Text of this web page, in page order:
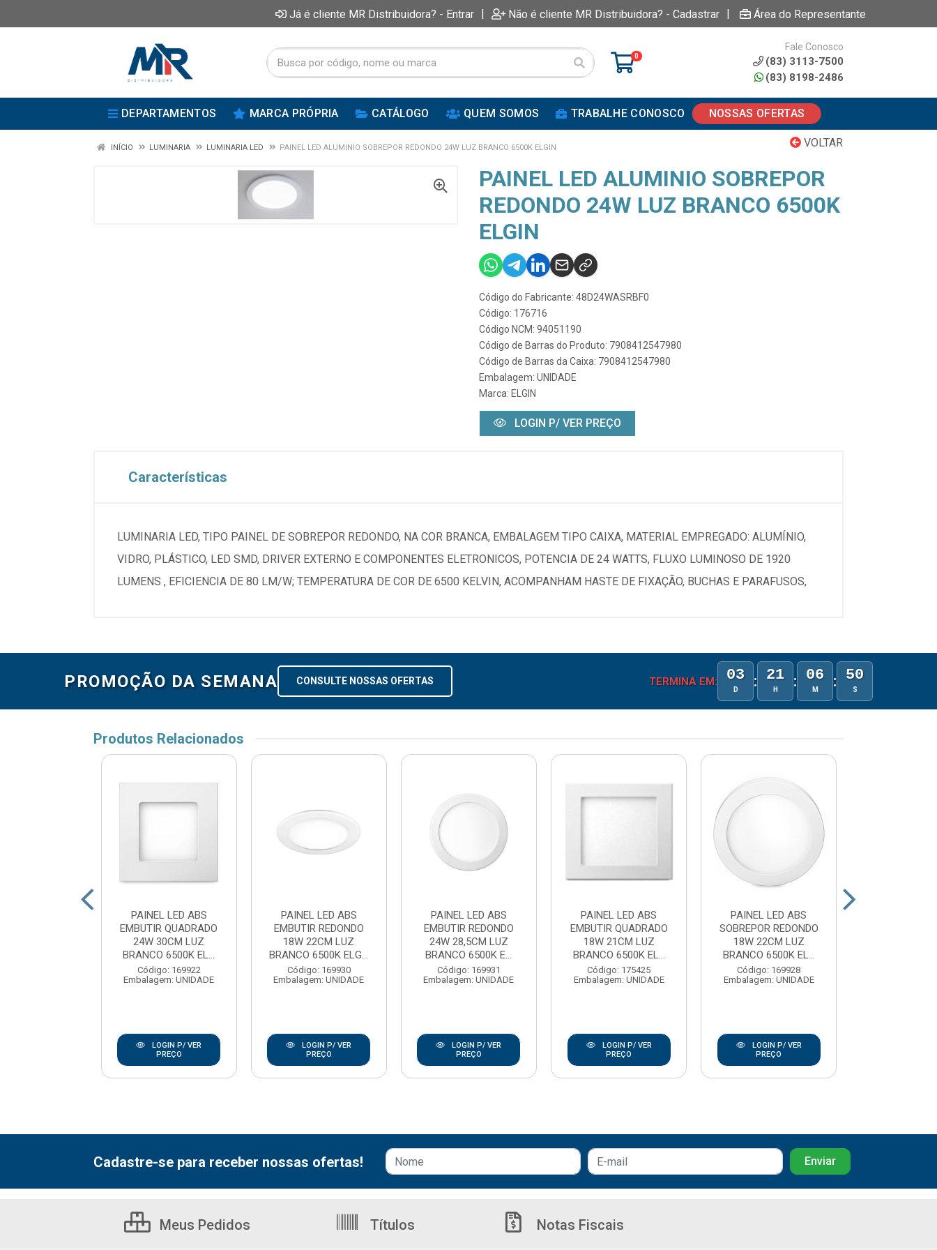
Já é cliente MR Distribuidora? - Entrar | Não é cliente MR Distribuidora? - Cadastrar | Área do Representante
0
Fale Conosco
(83) 3113-7500
(83) 8198-2486
DEPARTAMENTOS MARCA PRÓPRIA CATÁLOGO QUEM SOMOS TRABALHE CONOSCO NOSSAS OFERTAS
VOLTAR
INÍCIO LUMINARIA LUMINARIA LED PAINEL LED ALUMINIO SOBREPOR REDONDO 24W LUZ BRANCO 6500K ELGIN
PAINEL LED ALUMINIO SOBREPOR
REDONDO 24W LUZ BRANCO 6500K
ELGIN
Código do Fabricante: 48D24WASRBF0
Código: 176716
Código NCM: 94051190
Código de Barras do Produto: 7908412547980
Código de Barras da Caixa: 7908412547980
Embalagem: UNIDADE
Marca: ELGIN
LOGIN P/ VER PREÇO
Características
LUMINARIA LED, TIPO PAINEL DE SOBREPOR REDONDO, NA COR BRANCA, EMBALAGEM TIPO CAIXA, MATERIAL EMPREGADO: ALUMÍNIO,
VIDRO, PLÁSTICO, LED SMD, DRIVER EXTERNO E COMPONENTES ELETRONICOS, POTENCIA DE 24 WATTS, FLUXO LUMINOSO DE 1920
LUMENS , EFICIENCIA DE 80 LM/W; TEMPERATURA DE COR DE 6500 KELVIN, ACOMPANHAM HASTE DE FIXAÇÃO, BUCHAS E PARAFUSOS,
PROMOÇÃO DA SEMANA CONSULTE NOSSAS OFERTAS TERMINA EM: 03
D : 21
H : 06
M : 50
S
Produtos Relacionados
PAINEL LED ABS
EMBUTIR QUADRADO
24W 30CM LUZ
BRANCO 6500K EL...
Código: 169922
Embalagem: UNIDADE
LOGIN P/ VER
PREÇO
PAINEL LED ABS
EMBUTIR REDONDO
18W 22CM LUZ
BRANCO 6500K ELG...
Código: 169930
Embalagem: UNIDADE
LOGIN P/ VER
PREÇO
PAINEL LED ABS
EMBUTIR REDONDO
24W 28,5CM LUZ
BRANCO 6500K E...
Código: 169931
Embalagem: UNIDADE
LOGIN P/ VER
PREÇO
PAINEL LED ABS
EMBUTIR QUADRADO
18W 21CM LUZ
BRANCO 6500K EL...
Código: 175425
Embalagem: UNIDADE
LOGIN P/ VER
PREÇO
PAINEL LED ABS
SOBREPOR REDONDO
18W 22CM LUZ
BRANCO 6500K EL...
Código: 169928
Embalagem: UNIDADE
LOGIN P/ VER
PREÇO
Cadastre-se para receber nossas ofertas!
Meus Pedidos Títulos Notas Fiscais